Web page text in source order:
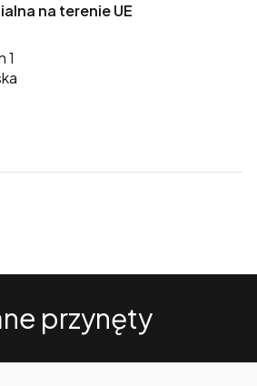
na terenie UE
1
przynęty